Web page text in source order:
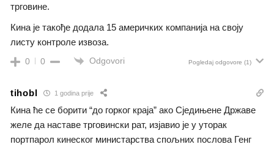
трговине.
Кина је такође додала 15 америчких компанија на своју
листу контроле извоза.
0 0 Odgovori Pogledaj odgovore (1)
tihobl 1 godina prije
Кина ће се борити “до горког краја” ако Сједињене Државе
желе да наставе трговински рат, изјавио је у уторак
портпарол кинеског министарства спољних послова Генг